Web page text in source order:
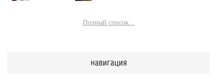
Полный список...
навигация